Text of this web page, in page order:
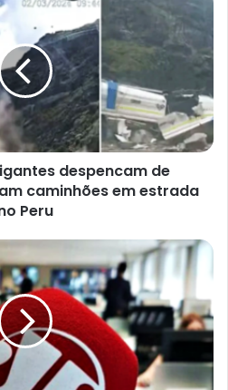
despencam de
caminhões em estrada
Peru